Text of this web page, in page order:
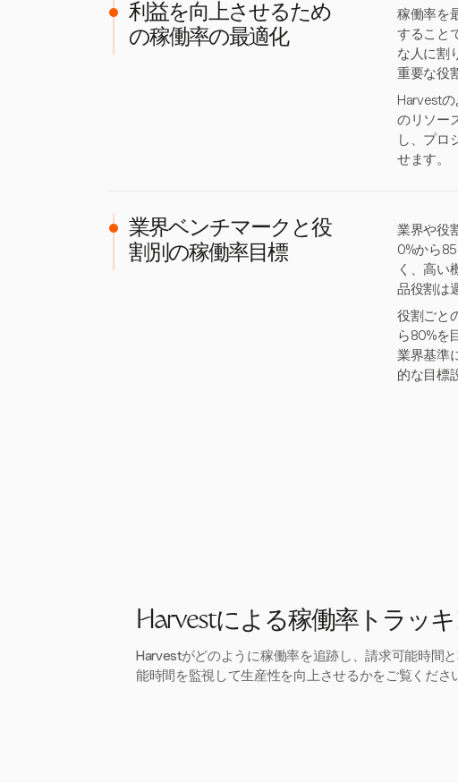
利益を向上させるため
の稼働率の最適化
稼働率を
すること
な人に割
重要な役
Harvest
のリソー
し、プロ
せます。
業界ベンチマークと役
割別の稼働率目標
業界や役
0%から
く、高い
品役割は
役割ごと
ら80%を
業界基準
的な目標
Harvestによる稼働率トラッ
Harvestがどのように稼働率を追跡し、請求可能時間
能時間を監視して生産性を向上させるかをご覧くださ